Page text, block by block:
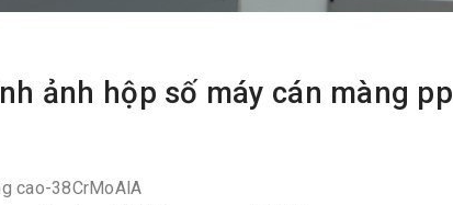
ảnh hộp số máy cán màng pp
cao-38CrMoAlA